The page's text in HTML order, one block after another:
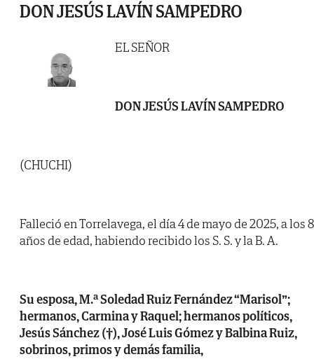
DON JESÚS LAVÍN SAMPEDRO
EL SEÑOR
DON JESÚS LAVÍN SAMPEDRO
(CHUCHI)
Falleció en Torrelavega, el día 4 de mayo de 2025, a los
años de edad, habiendo recibido los S. S. y la B. A.
Su esposa, M.ª Soledad Ruiz Fernández “Marisol”;
hermanos, Carmina y Raquel; hermanos políticos,
Jesús Sánchez (†), José Luis Gómez y Balbina Ruiz,
sobrinos, primos y demás familia,